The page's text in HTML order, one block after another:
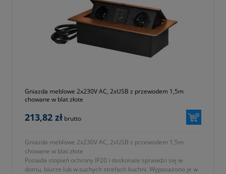
Gniazda meblowe 2x230V AC, 2xUSB z przewodem 1,5m
chowane w blat złote
213,82 zł brutto
Gniazda meblowe 2x230V AC, 2xUSB z przewodem 1,5m
chowane w blat złote
Posiada stopień ochrony IP20 i doskonale sprawdzi się w
domu, biurze lub w suchych strefach kuchni. Wyposażono je w